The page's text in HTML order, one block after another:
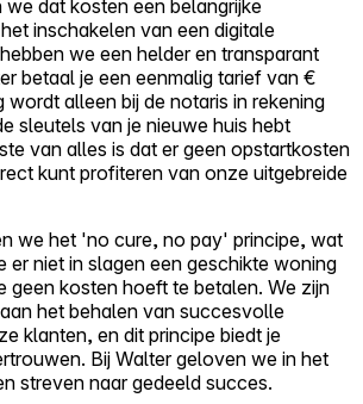
we dat kosten een belangrijke
inschakelen van een digitale
we een helder en transparant
betaal je een eenmalig tarief van €
wordt alleen bij de notaris in rekening
sleutels van je nieuwe huis hebt
van alles is dat er geen opstartkosten
kunt profiteren van onze uitgebreide
we het 'no cure, no pay' principe, wat
er niet in slagen een geschikte woning
geen kosten hoeft te betalen. We zijn
het behalen van succesvolle
klanten, en dit principe biedt je
Bij Walter geloven we in het
streven naar gedeeld succes.